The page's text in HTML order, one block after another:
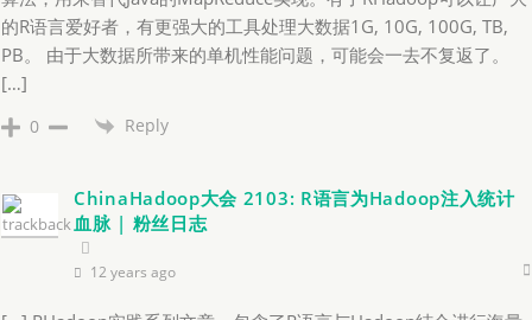
的R语言爱好者，有更强大的工具处理大数据1G, 10G, 100G, TB,
PB。 由于大数据所带来的单机性能问题，可能会一去不复返了。
[…]
0 Reply
ChinaHadoop大会 2103: R语言为Hadoop注入统计
血脉 | 粉丝日志
12 years ago